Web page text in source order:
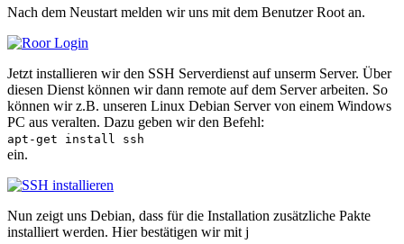
Nach dem Neustart melden wir uns mit dem Benutzer Root an.
Jetzt installieren wir den SSH Serverdienst auf unserm Server. Über
diesen Dienst können wir dann remote auf dem Server arbeiten. So
können wir z.B. unseren Linux Debian Server von einem Windows
PC aus veralten. Dazu geben wir den Befehl:
apt-get install ssh
ein.
Nun zeigt uns Debian, dass für die Installation zusätzliche Pakte
installiert werden. Hier bestätigen wir mit j